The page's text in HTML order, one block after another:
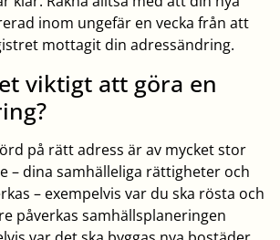
inom ungefär en vecka från att
mottagit din adressändring.
viktigt att göra en
på rätt adress är av mycket stor
– dina samhälleliga rättigheter och
– exempelvis var du ska rösta och
påverkas samhällsplaneringen